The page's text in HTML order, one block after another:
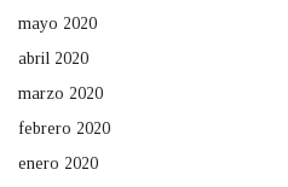
mayo 2020
abril 2020
marzo 2020
febrero 2020
enero 2020